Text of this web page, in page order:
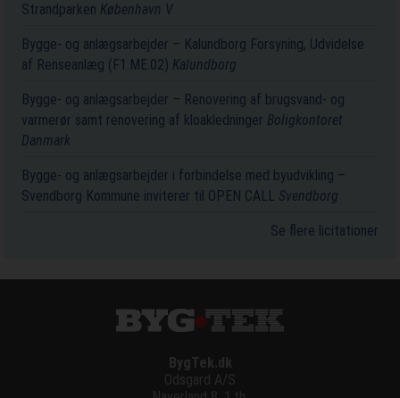
Strandparken København V
Bygge- og anlægsarbejder – Kalundborg Forsyning, Udvidelse
af Renseanlæg (F1.ME.02) Kalundborg
Bygge- og anlægsarbejder – Renovering af brugsvand- og
varmerør samt renovering af kloakledninger Boligkontoret
Danmark
Bygge- og anlægsarbejder i forbindelse med byudvikling –
Svendborg Kommune inviterer til OPEN CALL Svendborg
Se flere licitationer
BygTek.dk
Odsgard A/S